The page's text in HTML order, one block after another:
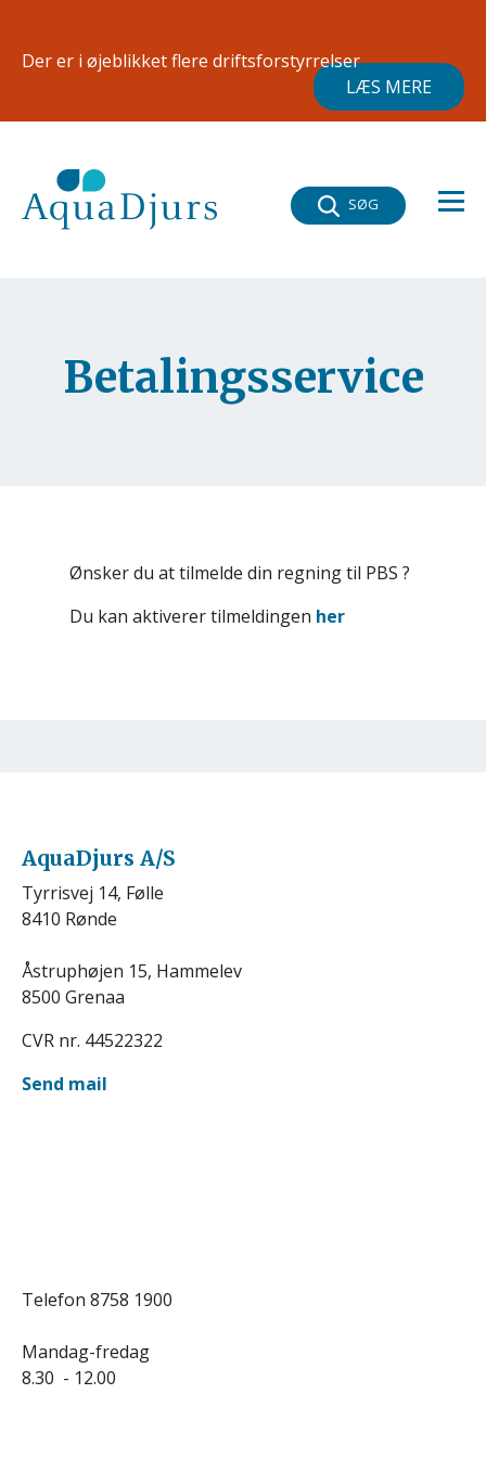
Der er i øjeblikket flere driftsforstyrrelser
LÆS MERE
SØG
Betalingsservice
Ønsker du at tilmelde din regning til PBS ?
Du kan aktiverer tilmeldingen her
AquaDjurs A/S
Tyrrisvej 14, Følle
8410 Rønde
Åstruphøjen 15, Hammelev
8500 Grenaa
CVR nr. 44522322
Send mail
Telefon 8758 1900
Mandag-fredag
8.30 - 12.00